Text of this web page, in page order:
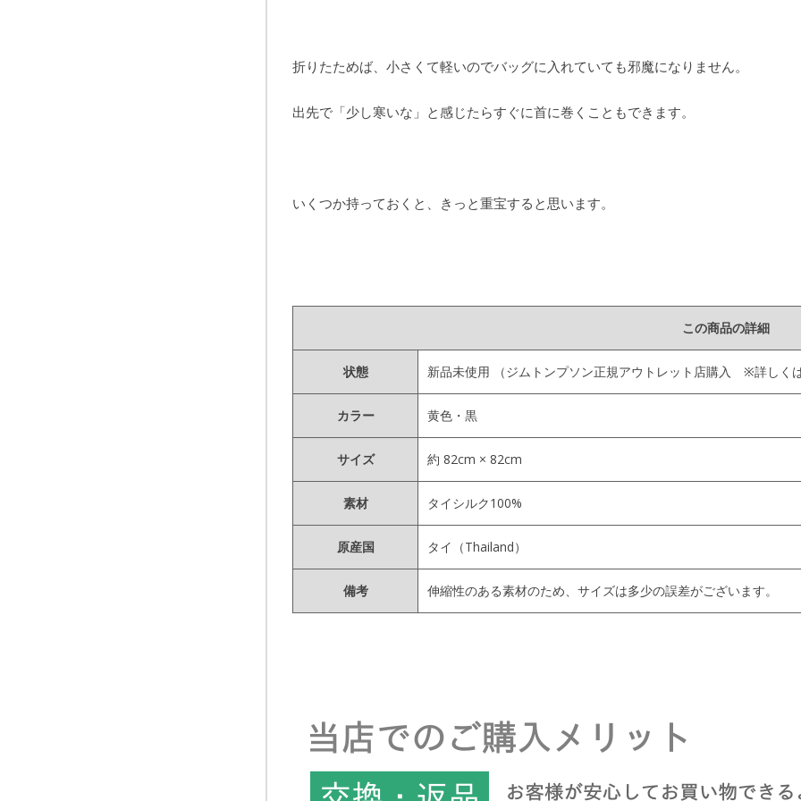
折りたためば、小さくて軽いのでバッグに入れていても邪魔になりません。
出先で「少し寒いな」と感じたらすぐに首に巻くこともできます。
いくつか持っておくと、きっと重宝すると思います。
この商品の詳細
状態 新品未使用 （ジムトンプソン正規アウトレット店購入 ※詳しく
カラー 黄色・黒
サイズ 約 82cm × 82cm
素材 タイシルク100%
原産国 タイ（Thailand）
備考 伸縮性のある素材のため、サイズは多少の誤差がございます。